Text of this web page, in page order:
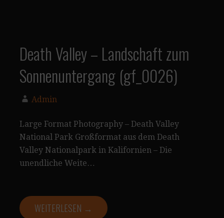
Death Valley – Landschaft zum
Sonnenuntergang (gf_0026)
Admin
Large Format Photography – Death Valley
National Park Großformat aus dem Death
Valley Nationalpark in Kalifornien – Die
unendliche Weite…
WEITERLESEN →